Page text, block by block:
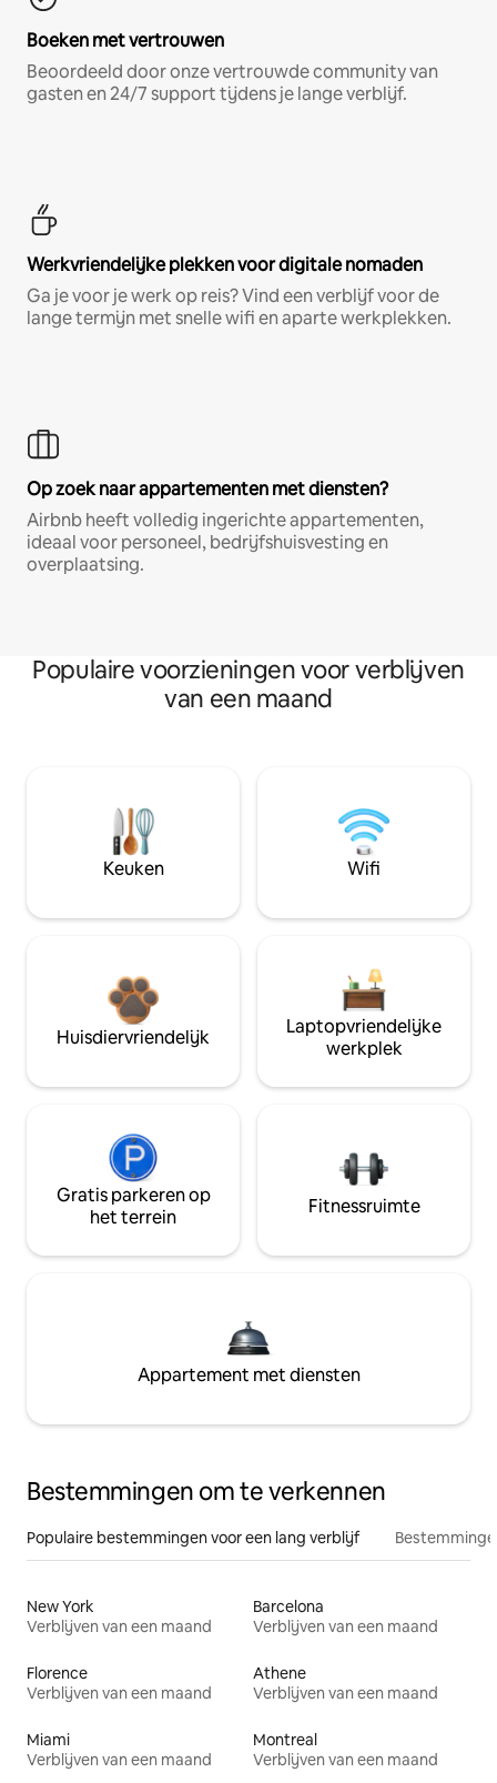
Boeken met vertrouwen
Beoordeeld door onze vertrouwde community van
gasten en 24/7 support tijdens je lange verblijf.
Werkvriendelijke plekken voor digitale nomaden
Ga je voor je werk op reis? Vind een verblijf voor de
lange termijn met snelle wifi en aparte werkplekken.
Op zoek naar appartementen met diensten?
Airbnb heeft volledig ingerichte appartementen,
ideaal voor personeel, bedrijfshuisvesting en
overplaatsing.
Populaire voorzieningen voor verblijven
van een maand
Keuken Wifi
Huisdiervriendelijk
Laptopvriendelijke
werkplek
Gratis parkeren op
het terrein
Fitnessruimte
Appartement met diensten
Bestemmingen om te verkennen
Populaire bestemmingen voor een lang verblijf
New York
Verblijven van een maand
Barcelona
Verblijven van een maand
Florence
Verblijven van een maand
Athene
Verblijven van een maand
Miami
Verblijven van een maand
Montreal
Verblijven van een maand